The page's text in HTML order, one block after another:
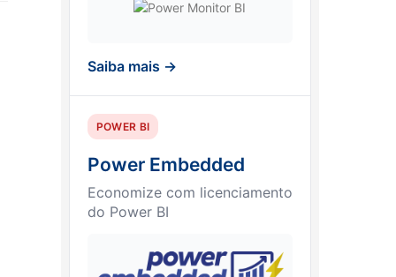
Saiba mais →
POWER BI
Power Embedded
Economize com licenciamento
do Power BI